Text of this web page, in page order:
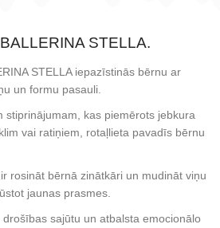
STELLA.
STELLA iepazīstinās bērnu ar
un formu pasauli.
stiprinājumam, kas piemērots jebkura
vai ratiņiem, rotaļlieta pavadīs bērnu
rosināt bērnā zinātkāri un mudināt viņu
jaunas prasmes.
sajūtu un atbalsta emocionālo